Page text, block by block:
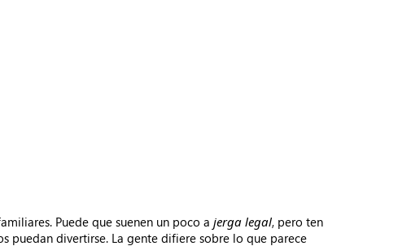
Puede que suenen un poco ajerga legal, pero ten
puedan divertirse. La gente difiere sobre lo que parece